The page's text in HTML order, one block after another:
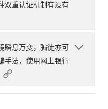
双重认证机制有没有
瞬息万变，骗徒亦可
手法，使用网上银行